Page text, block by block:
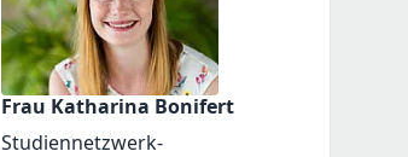
Frau Katharina Bonifert
Studiennetzwerk-